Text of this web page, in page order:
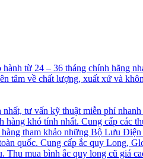
từ 24 – 36 tháng chính hãng
tâm về chất lượng, xuất xứ và
tư vấn kỹ thuật miễn phí
khó tính nhất. Cung cấp
tham khảo những Bộ Lưu
quốc. Cung cấp ắc quy Long,
mua bình ắc quy long cũ giá